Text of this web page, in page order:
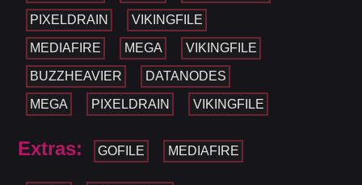
PIXELDRAIN VIKINGFILE
MEDIAFIRE MEGA VIKINGFILE
BUZZHEAVIER DATANODES
MEGA PIXELDRAIN VIKINGFILE
Extras: GOFILE MEDIAFIRE